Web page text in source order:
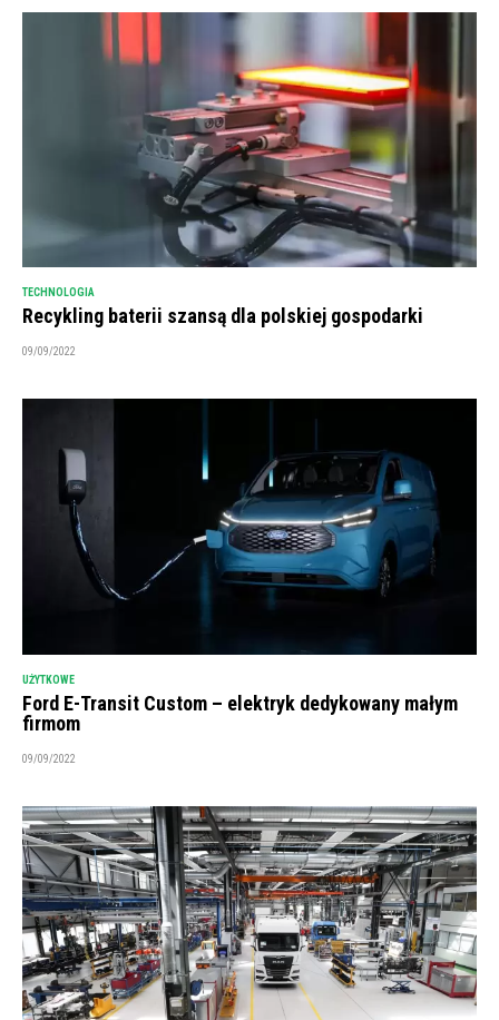
TECHNOLOGIA
Recykling baterii szansą dla polskiej gospodarki
09/09/2022
UŻYTKOWE
Ford E-Transit Custom – elektryk dedykowany małym
firmom
09/09/2022